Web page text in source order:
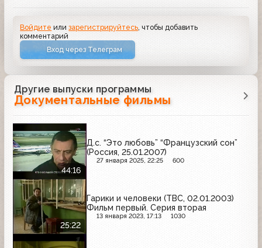
Войдите илизарегистрируйтесь , чтобы добавить
комментарий
Вход через Телеграм
Другие выпуски программы
Документальные фильмы
44:16
Д.с. “Это любовь” “Французский сон”
(Россия, 25.01.2007)
27 января 2025, 22:25 600
25:22
Гарики и человеки (ТВС, 02.01.2003)
Фильм первый. Серия вторая
13 января 2023, 17:13 1030